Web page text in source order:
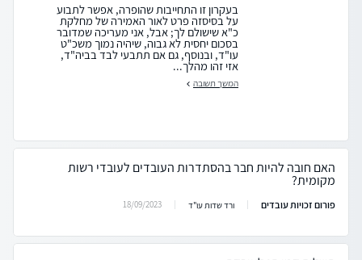
בעקרון זו התחייבות שהופרה, אפשר לתבוע
על בסיסזה פרט לאור האמירה של מחלקת
כ"א שישולם לך; אבל, אני מעריכה שמדובר
בסכום יחסית לא גבוה, שיהיה נמוך משכ"ט
עו"ד, ובנוסף, גם אם תתבעי לבד בביה"ד,
אזי זהו מהלך...
המשך תשובה
האם חובה להיות חבר בהסתדרות העובדים לעובדי רשות
מקומית?
פורום זכויות עובדים ורד שדות עו"ד 18/09/2023